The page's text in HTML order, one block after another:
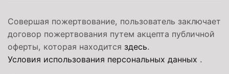
Совершая пожертвование, пользователь заключает
договор пожертвования путем акцепта публичной
оферты, которая находится здесь.
Условия использования персональных данных .